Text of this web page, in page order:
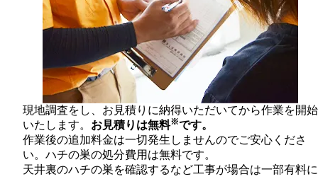
現地調査をし、お見積りに納得いただいてから作業を開始
いたします。 お見積りは無料※です。
作業後の追加料金は一切発生しませんのでご安心くださ
い。ハチの巣の処分費用は無料です。
天井裏のハチの巣を確認するなど工事が場合は一部有料に